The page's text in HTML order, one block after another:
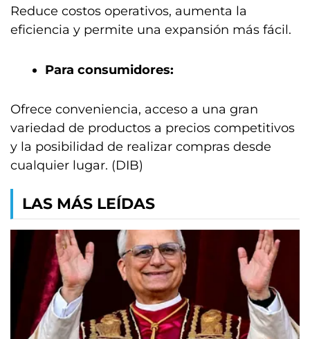
Reduce costos operativos, aumenta la
eficiencia y permite una expansión más fácil.
Para consumidores:
Ofrece conveniencia, acceso a una gran
variedad de productos a precios competitivos
y la posibilidad de realizar compras desde
cualquier lugar. (DIB)
LAS MÁS LEÍDAS